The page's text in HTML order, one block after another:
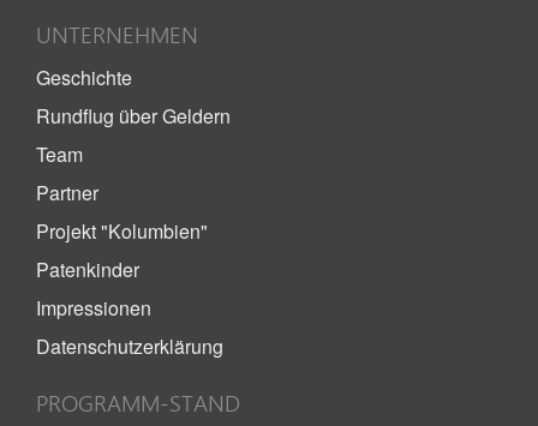
UNTERNEHMEN
Geschichte
Rundflug über Geldern
Team
Partner
Projekt "Kolumbien"
Patenkinder
Impressionen
Datenschutzerklärung
PROGRAMM-STAND